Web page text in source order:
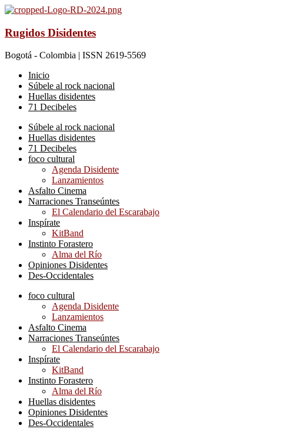
Rugidos Disidentes
Bogotá - Colombia | ISSN 2619-5569
Inicio
Súbele al rock nacional
Huellas disidentes
71 Decibeles
Súbele al rock nacional
Huellas disidentes
71 Decibeles
foco cultural
Agenda Disidente
Lanzamientos
Asfalto Cinema
Narraciones Transeúntes
El Calendario del Escarabajo
Inspírate
KitBand
Instinto Forastero
Alma del Río
Opiniones Disidentes
Des-Occidentales
foco cultural
Agenda Disidente
Lanzamientos
Asfalto Cinema
Narraciones Transeúntes
El Calendario del Escarabajo
Inspírate
KitBand
Instinto Forastero
Alma del Río
Huellas disidentes
Opiniones Disidentes
Des-Occidentales